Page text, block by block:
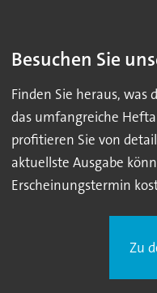
Besuchen Sie
Finden Sie heraus, was
das umfangreiche
profitieren Sie von
aktuellste Ausgabe
Erscheinungstermin
Zu